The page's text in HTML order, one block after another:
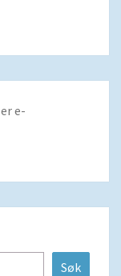
e-
Søk